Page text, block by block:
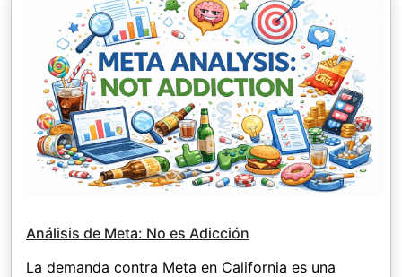
Análisis de Meta: No es Adicción
La demanda contra Meta en California es una